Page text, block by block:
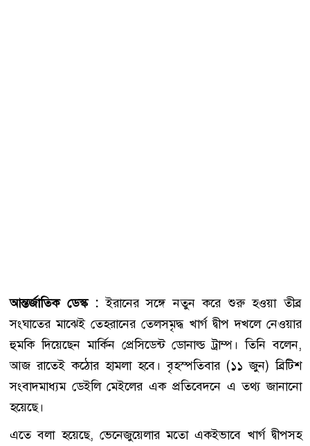
আন্তর্জাতিক ডেস্ক : ইরানের সঙ্গে নতুন করে শুরু হওয়া তীব্র
সংঘাতের মাঝেই তেহরানের তেলসমৃদ্ধ খার্গ দ্বীপ দখলে নেওয়ার
হুমকি দিয়েছেন মার্কিন প্রেসিডেন্ট ডোনাল্ড ট্রাম্প। তিনি বলেন,
আজ রাতেই কঠোর হামলা হবে। বৃহস্পতিবার (১১ জুন) ব্রিটিশ
সংবাদমাধ্যম ডেইলি মেইলের এক প্রতিবেদনে এ তথ্য জানানো
হয়েছে।
এতে বলা হয়েছে, ভেনেজুয়েলার মতো একইভাবে খার্গ দ্বীপসহ